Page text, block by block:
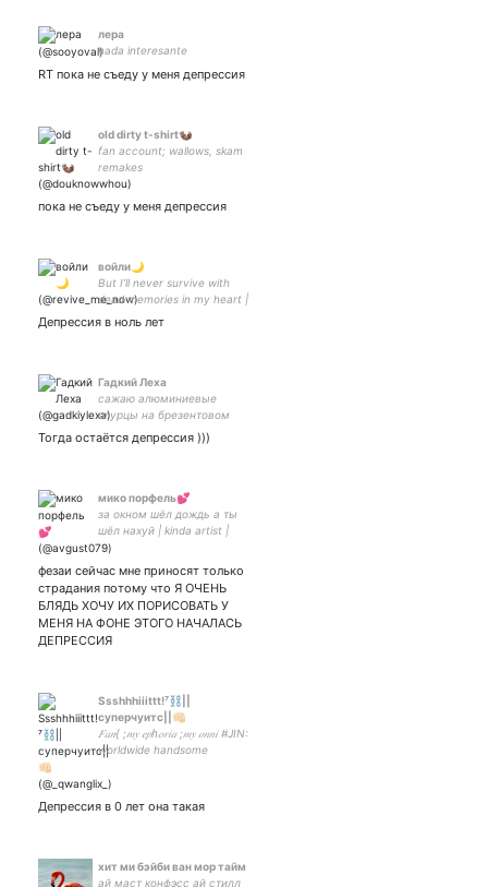
лepa
nada interesante
RT пока не съеду у меня депрессия
old dirty t-shirt🦦
fan account; wallows, skam
remakes
пока не съеду у меня депрессия
войли🌙
But I’ll never survive with
dead memories in my heart |
Депрессия в ноль лет
Гадкий Леха
сажаю алюминиевые
огурцы на брезентовом
поле . 18 + контент
Тогда остаётся депрессия )))
мико порфель💕
за окном шёл дождь а ты
шёл нахуй | kinda artist |
she/her | рисую, ною, не
фезаи сейчас мне приносят только
страдания потому что Я ОЧЕНЬ
БЛЯДЬ ХОЧУ ИХ ПОРИСОВАТЬ У
МЕНЯ НА ФОНЕ ЭТОГО НАЧАЛАСЬ
ДЕПРЕССИЯ
Ssshhhiiittt!⁷⛓||
суперчуитс||👊🏻
𝐹𝑎𝑛{ ;𝑚𝑦 𝑒𝑝ℎ𝑜𝑟𝑖𝑎 ;𝑚𝑦 𝑜𝑛𝑛𝑖 ︎#JIN:
worldwide handsome
Депрессия в 0 лет она такая
хит ми бэйби ван мор тайм
ай маст конфэсс ай стилл